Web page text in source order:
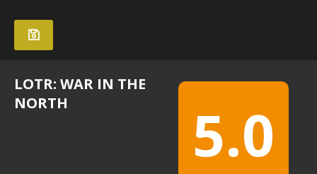
5.0
LOTR: WAR IN THE
NORTH